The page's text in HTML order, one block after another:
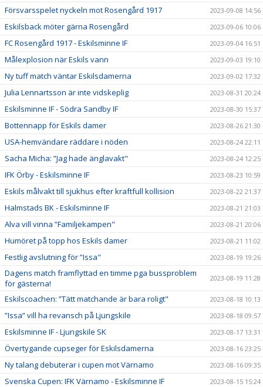
Försvarsspelet nyckeln mot Rosengård 1917 2023-09-08 14:56
Eskilsback möter gärna Rosengård 2023-09-06 10:06
FC Rosengård 1917 - Eskilsminne IF 2023-09-04 16:51
Målexplosion när Eskils vann 2023-09-03 19:10
Ny tuff match väntar Eskilsdamerna 2023-09-02 17:32
Julia Lennartsson är inte vidskeplig 2023-08-31 20:24
Eskilsminne IF - Södra Sandby IF 2023-08-30 15:37
Bottennapp för Eskils damer 2023-08-26 21:30
USA-hemvändare räddare i nöden 2023-08-24 22:11
Sacha Micha: ”Jag hade änglavakt" 2023-08-24 12:25
IFK Örby - Eskilsminne IF 2023-08-23 10:59
Eskils målvakt till sjukhus efter kraftfull kollision 2023-08-22 21:37
Halmstads BK - Eskilsminne IF 2023-08-21 21:03
Alva vill vinna ”Familjekampen" 2023-08-21 20:06
Humöret på topp hos Eskils damer 2023-08-21 11:02
Festlig avslutning för ”Issa" 2023-08-19 19:26
Dagens match framflyttad en timme pga bussproblem
för gästerna!
2023-08-19 11:28
Eskilscoachen: ”Tätt matchande är bara roligt" 2023-08-18 10:13
”Issa” vill ha revansch på Ljungskile 2023-08-18 09:57
Eskilsminne IF - Ljungskile SK 2023-08-17 13:31
Övertygande cupseger för Eskilsdamerna 2023-08-16 23:25
Ny talang debuterar i cupen mot Värnamo 2023-08-16 09:35
Svenska Cupen: IFK Värnamo - Eskilsminne IF 2023-08-15 15:24